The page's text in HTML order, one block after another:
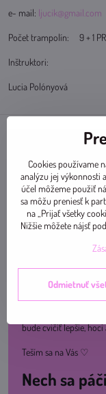
e- mail: ljucik@gmail.com
Počet trampolín: 9 + 1
Inštruktori:
Lucia Polónyová
Pridajte sa k nám na
bude cvičiť lepšie,
Teším sa na Vás ♡
Nech sa
Cookies používame
analýzu jej výkonnosti
účel môžeme použiť
sa môžu preniesť k
na „Prijať všetky
Nižšie môžete nájsť
Odmietnuť